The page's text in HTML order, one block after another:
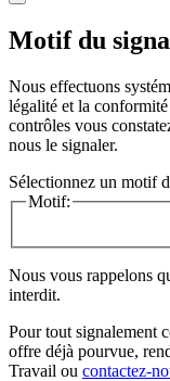
Motif du
Nous effectuons
légalité et la
contrôles vous
nous le signaler.
Sélectionnez un motif
Motif:
Nous vous rappelons
interdit.
Pour tout signalement
offre déjà pourvue,
Travail ou contactez-